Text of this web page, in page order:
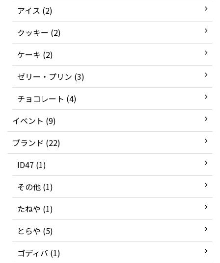
アイス (2)
クッキー (2)
ケーキ (2)
ゼリー・プリン (3)
チョコレート (4)
イベント (9)
ブランド (22)
ID47 (1)
その他 (1)
たねや (1)
とらや (5)
ゴディバ (1)